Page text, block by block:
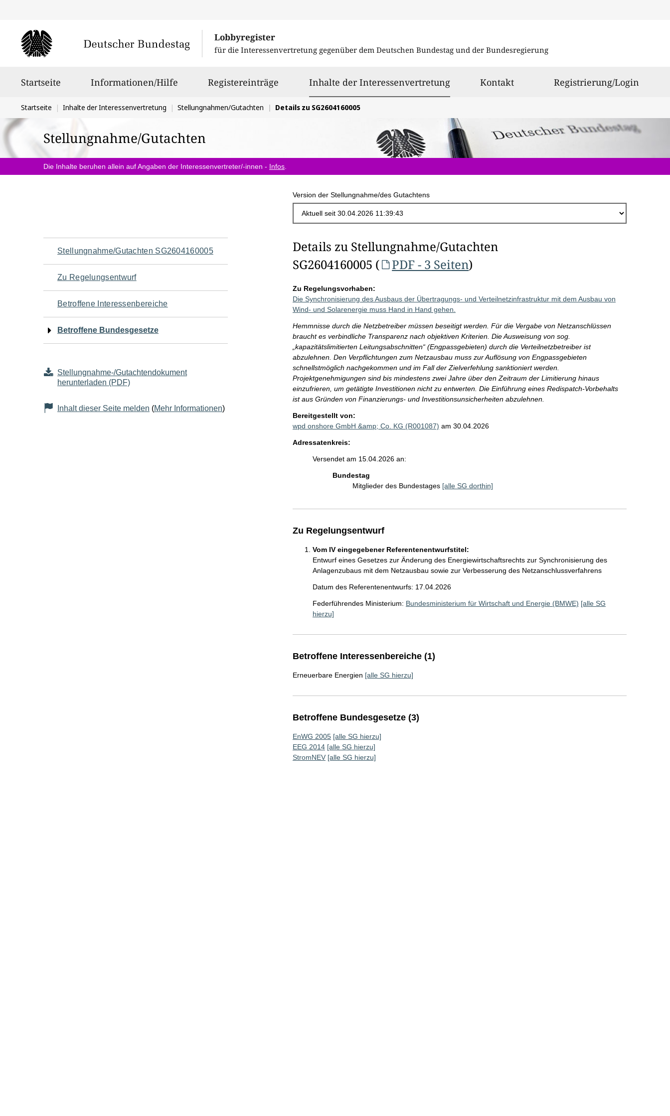
Lobbyregister
für die Interessenvertretung gegenüber dem Deutschen Bundestag und der Bundesregierung
Startseite Informationen/Hilfe Registereinträge Inhalte der Interessenvertretungausgewählt
Kontakt Registrierung/Login
Sie
befinden
sich
hier:
Startseite Inhalte der Interessenvertretung Stellungnahmen/Gutachten Details zu SG2604160005
Stellungnahme/Gutachten
Die Inhalte beruhen allein auf Angaben der Interessenvertreter/-innen - Infos
Version der Stellungnahme/des Gutachtens
Navigation
für
den
Seiteninhalt
Stellungnahme/Gutachten SG2604160005
Zu Regelungsentwurf
Betroffene Interessenbereiche
Betroffene Bundesgesetze
Stellungnahme-/Gutachtendokument
herunterladen (PDF)
Inhalt dieser Seite melden (Mehr Informationen)
Details zu Stellungnahme/Gutachten
SG2604160005 (
PDF - 3 Seiten)
Zu Regelungsvorhaben:
Die Synchronisierung des Ausbaus der Übertragungs- und Verteilnetzinfrastruktur mit dem Ausbau von
Wind- und Solarenergie muss Hand in Hand gehen.
Hemmnisse durch die Netzbetreiber müssen beseitigt werden. Für die Vergabe von Netzanschlüssen
braucht es verbindliche Transparenz nach objektiven Kriterien. Die Ausweisung von sog.
„kapazitätslimitierten Leitungsabschnitten“ (Engpassgebieten) durch die Verteilnetzbetreiber ist
abzulehnen. Den Verpflichtungen zum Netzausbau muss zur Auflösung von Engpassgebieten
schnellstmöglich nachgekommen und im Fall der Zielverfehlung sanktioniert werden.
Projektgenehmigungen sind bis mindestens zwei Jahre über den Zeitraum der Limitierung hinaus
einzufrieren, um getätigte Investitionen nicht zu entwerten. Die Einführung eines Redispatch-Vorbehalts
ist aus Gründen von Finanzierungs- und Investitionsunsicherheiten abzulehnen.
Bereitgestellt von:
wpd onshore GmbH &amp; Co. KG (R001087) am 30.04.2026
Adressatenkreis:
Versendet am 15.04.2026 an:
Bundestag
Mitglieder des Bundestages [alle SG dorthin]
Zu Regelungsentwurf
Vom IV eingegebener Referentenentwurfstitel:
Entwurf eines Gesetzes zur Änderung des Energiewirtschaftsrechts zur Synchronisierung des
Anlagenzubaus mit dem Netzausbau sowie zur Verbesserung des Netzanschlussverfahrens
Datum des Referentenentwurfs: 17.04.2026
Federführendes Ministerium: Bundesministerium für Wirtschaft und Energie (BMWE) [alle SG
hierzu]
Betroffene Interessenbereiche (1)
Erneuerbare Energien [alle SG hierzu]
Betroffene Bundesgesetze (3)
EnWG 2005 [alle SG hierzu]
EEG 2014 [alle SG hierzu]
StromNEV [alle SG hierzu]